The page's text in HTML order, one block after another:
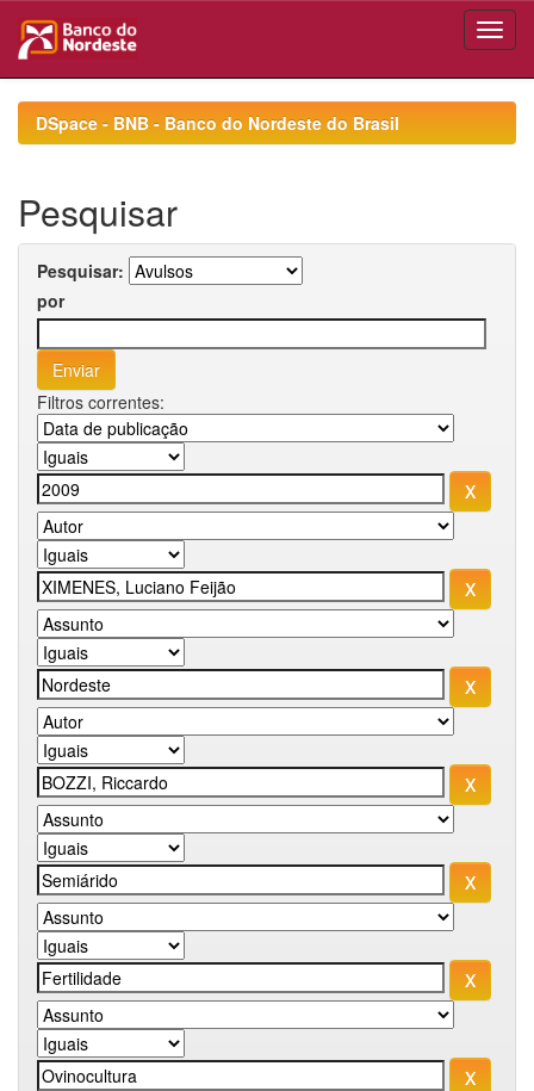
navigationDSpace - BNB - Banco do Nordeste do Brasil
Pesquisar
Pesquisar:
por
Filtros correntes: